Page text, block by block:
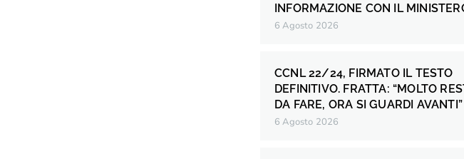
INFORMAZIONE CON IL
6 Agosto 2026
CCNL 22/24, FIRMATO IL TESTO
DEFINITIVO. FRATTA: “MOLTO
DA FARE, ORA SI GUARDI AVANTI”
6 Agosto 2026